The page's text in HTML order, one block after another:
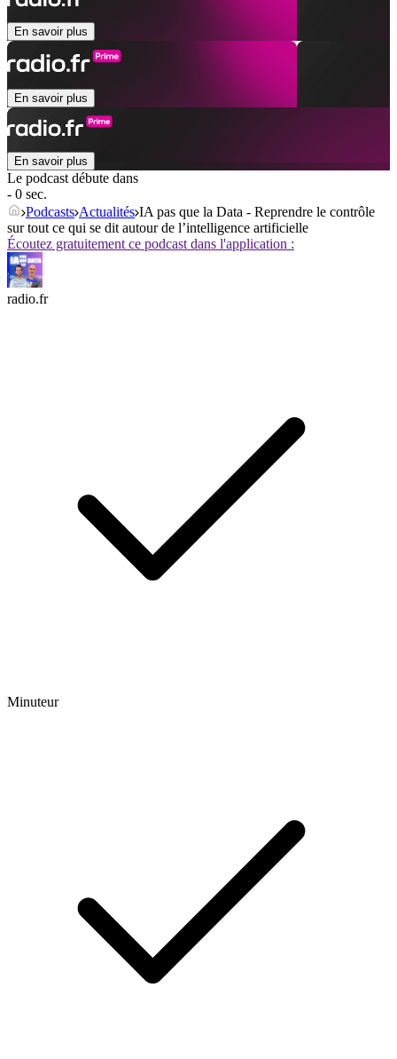
En savoir plus
En savoir plus
En savoir plus
Le podcast débute dans
- 0 sec.
Podcasts Actualités IA pas que la Data - Reprendre le contrôle
sur tout ce qui se dit autour de l’intelligence artificielle
Écoutez gratuitement ce podcast dans l'application :
radio.fr
Minuteur